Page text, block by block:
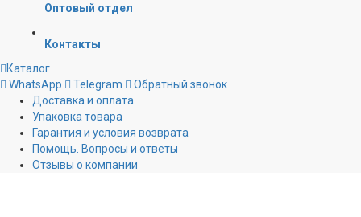
Оптовый отдел
Контакты
Каталог
WhatsApp
Telegram
Обратный звонок
Доставка и оплата
Упаковка товара
Гарантия и условия возврата
Помощь. Вопросы и ответы
Отзывы о компании